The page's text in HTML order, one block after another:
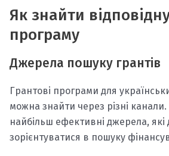
Як знайти
програму
Джерела пошуку грантів
Грантові програми для
можна знайти через різні
найбільш ефективні джерела,
зорієнтуватися в пошуку